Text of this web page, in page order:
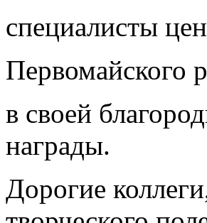
специалисты
Первомайского
в своей
награды.
Дорогие